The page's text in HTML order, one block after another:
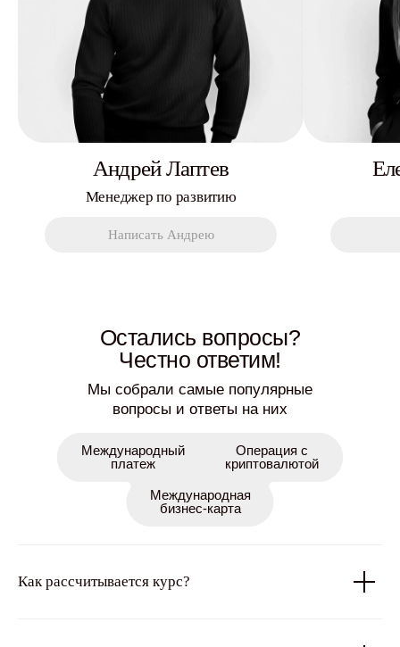
Андрей Лаптев
Менеджер по развитию
Написать Андрею
Остались вопросы?
Честно ответим!
Мы собрали самые популярные
вопросы и ответы на них
Международный
платеж
Операция с
криптовалютой
Международная
бизнес-карта
Как рассчитывается курс?